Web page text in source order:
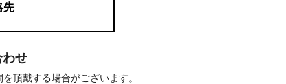
先
わせ
を頂戴する場合がございます。